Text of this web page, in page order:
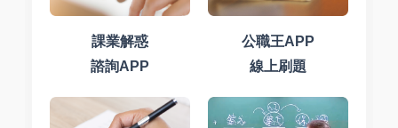
課業解惑
諮詢APP
公職王APP
線上刷題